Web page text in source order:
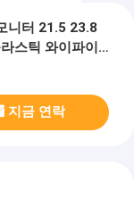
니터 21.5 23.8
스틱 와이파이
지금 연락